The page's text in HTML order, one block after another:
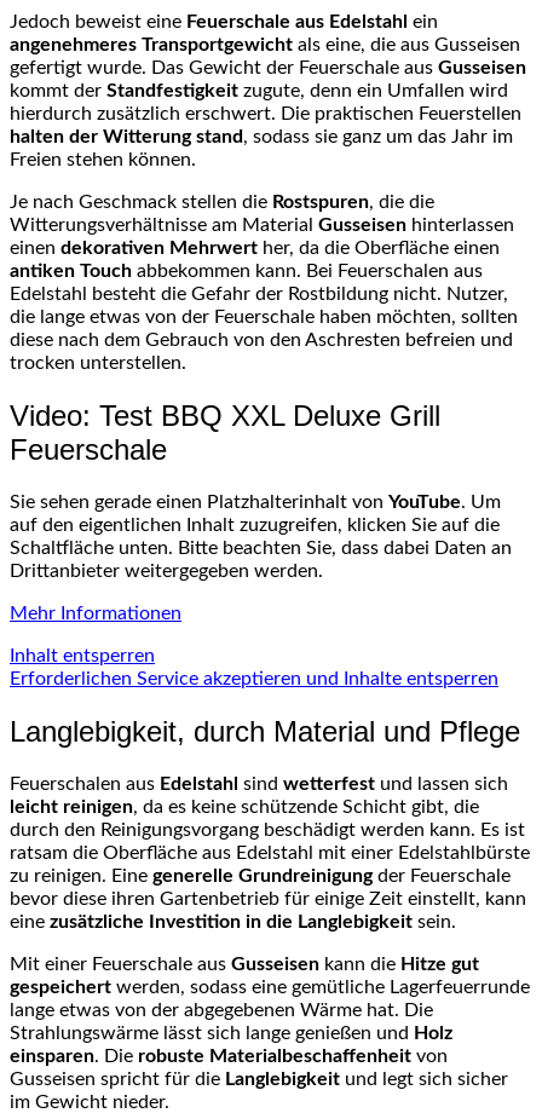
Jedoch beweist eine Feuerschale aus Edelstahl ein
angenehmeres Transportgewicht als eine, die aus Gusseisen
gefertigt wurde. Das Gewicht der Feuerschale aus Gusseisen
kommt der Standfestigkeit zugute, denn ein Umfallen wird
hierdurch zusätzlich erschwert. Die praktischen Feuerstellen
halten der Witterung stand, sodass sie ganz um das Jahr im
Freien stehen können.
Je nach Geschmack stellen die Rostspuren, die die
Witterungsverhältnisse am Material Gusseisen hinterlassen
einen dekorativen Mehrwert her, da die Oberfläche einen
antiken Touch abbekommen kann. Bei Feuerschalen aus
Edelstahl besteht die Gefahr der Rostbildung nicht. Nutzer,
die lange etwas von der Feuerschale haben möchten, sollten
diese nach dem Gebrauch von den Aschresten befreien und
trocken unterstellen.
Video: Test BBQ XXL Deluxe Grill
Feuerschale
Sie sehen gerade einen Platzhalterinhalt von YouTube. Um
auf den eigentlichen Inhalt zuzugreifen, klicken Sie auf die
Schaltfläche unten. Bitte beachten Sie, dass dabei Daten an
Drittanbieter weitergegeben werden.
Mehr Informationen
Inhalt entsperren
Erforderlichen Service akzeptieren und Inhalte entsperren
Langlebigkeit, durch Material und Pflege
Feuerschalen aus Edelstahl sind wetterfest und lassen sich
leicht reinigen, da es keine schützende Schicht gibt, die
durch den Reinigungsvorgang beschädigt werden kann. Es ist
ratsam die Oberfläche aus Edelstahl mit einer Edelstahlbürste
zu reinigen. Eine generelle Grundreinigungder Feuerschale
bevor diese ihren Gartenbetrieb für einige Zeit einstellt, kann
eine zusätzliche Investition in die Langlebigkeit sein.
Mit einer Feuerschale aus Gusseisen kann die Hitze gut
gespeichert werden, sodass eine gemütliche Lagerfeuerrunde
lange etwas von der abgegebenen Wärme hat. Die
Strahlungswärme lässt sich lange genießen und Holz
einsparen. Die robuste Materialbeschaffenheit von
Gusseisen spricht für die Langlebigkeit und legt sich sicher
im Gewicht nieder.